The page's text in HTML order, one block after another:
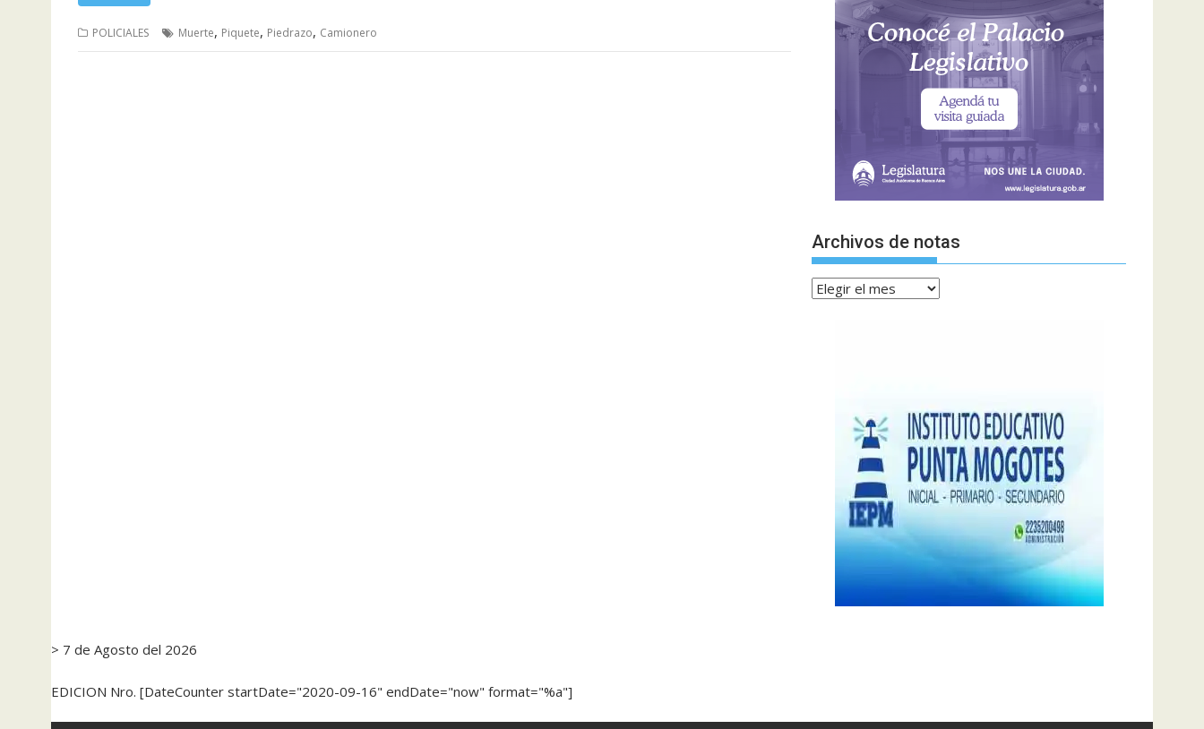
POLICIALES Muerte, Piquete, Piedrazo, Camionero
Archivos de notas
Archivos
> 7 de Agosto del 2026
EDICION Nro. [DateCounter startDate="2020-09-16" endDate="now" format="%a"]